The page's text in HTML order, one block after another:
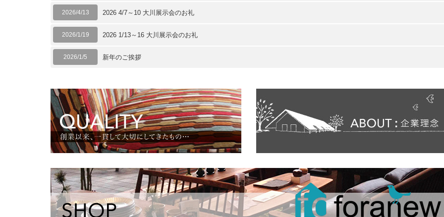
2026/4/13 2026 4/7～10 大川展示会のお礼
2026/1/19 2026 1/13～16 大川展示会のお礼
2026/1/5 新年のご挨拶